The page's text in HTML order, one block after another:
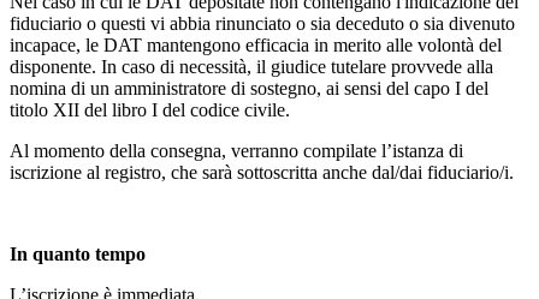
fiduciario o questi vi abbia rinunciato o sia deceduto o sia divenuto
incapace, le DAT mantengono efficacia in merito alle volontà del
disponente. In caso di necessità, il giudice tutelare provvede alla
nomina di un amministratore di sostegno, ai sensi del capo I del
titolo XII del libro I del codice civile.
Al momento della consegna, verranno compilate l’istanza di
iscrizione al registro, che sarà sottoscritta anche dal/dai fiduciario/i.
In quanto tempo
L’iscrizione è immediata.